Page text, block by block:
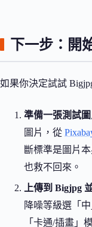
下一步：開
如果你決定試試
準備一張測試圖
圖片，從
斷標準是圖片
也救不回來。
上傳到 Bigjpg
降噪等級選「
「卡通/插畫」